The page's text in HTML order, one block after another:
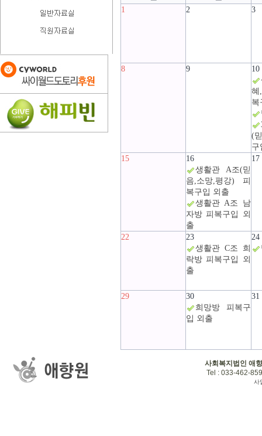
1
2 3
8 9
10
혜
복
(
구
15
16
생활관 A조(믿
음,소망,평강) 피
복구입 외출
생활관 A조 남
자방 피복구입 외
출
17
22
23
생활관 C조 희
락방 피복구입 외
출
24
29
30
희망방 피복구
입 외출
31
사회복지법인 애
Tel : 033-462-
사